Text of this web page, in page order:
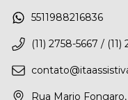
5511988216836
(11) 2758-5667 / (11)
Rua Mario